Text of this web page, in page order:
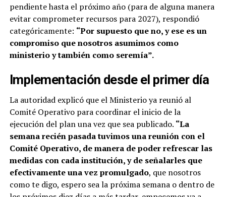
pendiente hasta el próximo año (para de alguna manera
evitar comprometer recursos para 2027), respondió
categóricamente: “Por supuesto que no, y ese es un
compromiso que nosotros asumimos como
ministerio y también como seremía”.
Implementación desde el primer día
La autoridad explicó que el Ministerio ya reunió al
Comité Operativo para coordinar el inicio de la
ejecución del plan una vez que sea publicado. “La
semana recién pasada tuvimos una reunión con el
Comité Operativo, de manera de poder refrescar las
medidas con cada institución, y de señalarles que
efectivamente una vez promulgado, que nosotros
como te digo, espero sea la próxima semana o dentro de